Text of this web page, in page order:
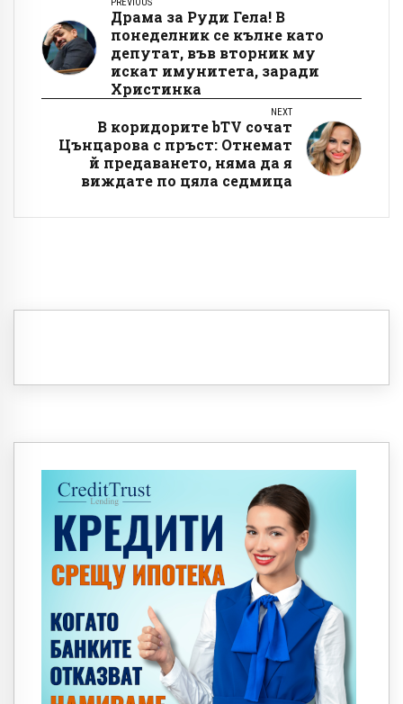
Драма за Руди Гела! В
понеделник се кълне като
депутат, във вторник му
искат имунитета, заради
Христинка
NEXT
В коридорите bTV сочат
Цънцарова с пръст: Отнемат
й предаването, няма да я
виждате по цяла седмица